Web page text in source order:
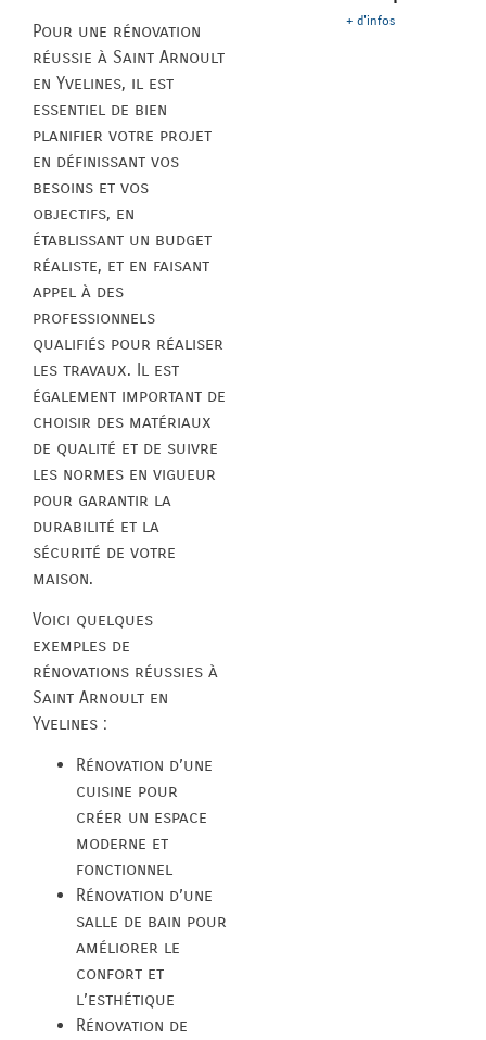
Pour une rénovation
réussie à Saint Arnoult
en Yvelines, il est
essentiel de bien
planifier votre projet
en définissant vos
besoins et vos
objectifs, en
établissant un budget
réaliste, et en faisant
appel à des
professionnels
qualifiés pour réaliser
les travaux. Il est
également important de
choisir des matériaux
de qualité et de suivre
les normes en vigueur
pour garantir la
durabilité et la
sécurité de votre
maison.
Voici quelques
exemples de
rénovations réussies à
Saint Arnoult en
Yvelines :
Rénovation d’une
cuisine pour
créer un espace
moderne et
fonctionnel
Rénovation d’une
salle de bain pour
améliorer le
confort et
l’esthétique
Rénovation de
+ d'infos